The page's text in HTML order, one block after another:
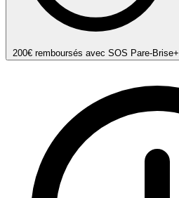
200€ remboursés avec SOS Pare-Brise+